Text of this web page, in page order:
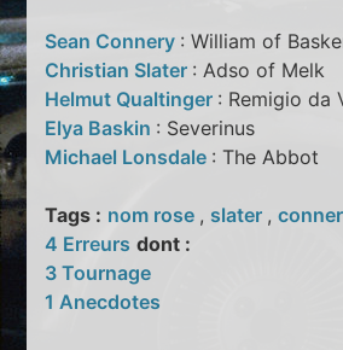
Sean Connery : William of
Christian Slater : Adso of Melk
Helmut Qualtinger : Remigio da
Elya Baskin : Severinus
Michael Lonsdale : The Abbot
Tags : nom rose , slater ,
4 Erreurs dont :
3 Tournage
1 Anecdotes